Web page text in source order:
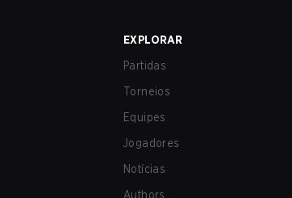
EXPLORAR
Partidas
Torneios
Equipes
Jogadores
Notícias
Authors